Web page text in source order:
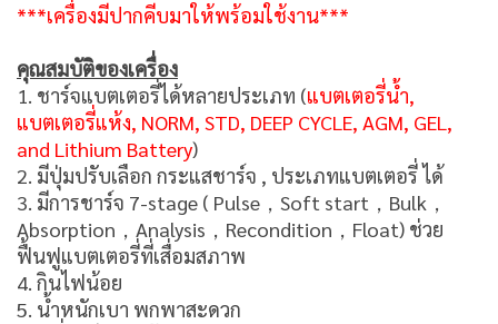
***เครื่องมีปากคีบมาให้พร้อมใช้งาน***
คุณสมบัติของเครื่อง
1. ชาร์จแบตเตอรี่ได้หลายประเภท (แบตเตอรี่น้ำ,
แบตเตอรี่แห้ง, NORM, STD, DEEP CYCLE, AGM, GEL,
and Lithium Battery)
2. มีปุ่มปรับเลือก กระแสชาร์จ , ประเภทแบตเตอรี่ ได้
3. มีการชาร์จ 7-stage ( Pulse，Soft start，Bulk，
Absorption，Analysis，Recondition，Float) ช่วย
ฟื้นฟูแบตเตอรี่ที่เสื่อมสภาพ
4. กินไฟน้อย
5. น้ำหนักเบา พกพาสะดวก